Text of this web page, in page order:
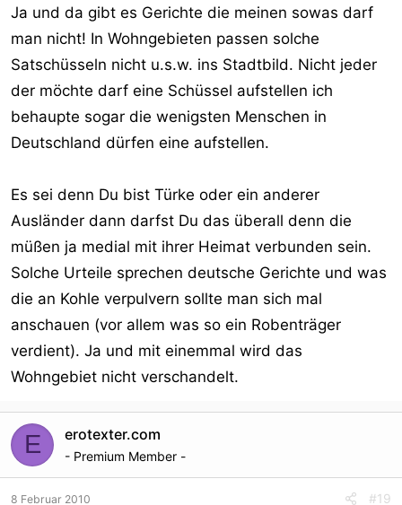
Ja und da gibt es Gerichte die meinen sowas darf
man nicht! In Wohngebieten passen solche
Satschüsseln nicht u.s.w. ins Stadtbild. Nicht jeder
der möchte darf eine Schüssel aufstellen ich
behaupte sogar die wenigsten Menschen in
Deutschland dürfen eine aufstellen.
Es sei denn Du bist Türke oder ein anderer
Ausländer dann darfst Du das überall denn die
müßen ja medial mit ihrer Heimat verbunden sein.
Solche Urteile sprechen deutsche Gerichte und was
die an Kohle verpulvern sollte man sich mal
anschauen (vor allem was so ein Robenträger
verdient). Ja und mit einemmal wird das
Wohngebiet nicht verschandelt.
E erotexter.com
- Premium Member -
8 Februar 2010 #19